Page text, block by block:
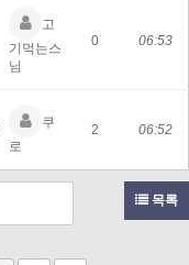
고
기먹는스
님
0 06:53
쿠
로
2 06:52
목록